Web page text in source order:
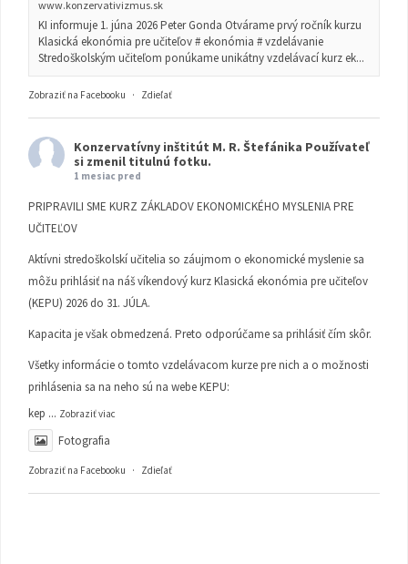
www.konzervativizmus.sk
KI informuje 1. júna 2026 Peter Gonda Otvárame prvý ročník kurzu
Klasická ekonómia pre učiteľov # ekonómia # vzdelávanie
Stredoškolským učiteľom ponúkame unikátny vzdelávací kurz ek...
Zobraziť na Facebooku · Zdieľať
Konzervatívny inštitút M. R. Štefánika Používateľ
si zmenil titulnú fotku.
1 mesiac pred
PRIPRAVILI SME KURZ ZÁKLADOV EKONOMICKÉHO MYSLENIA PRE
UČITEĽOV
Aktívni stredoškolskí učitelia so záujmom o ekonomické myslenie sa
môžu prihlásiť na náš víkendový kurz Klasická ekonómia pre učiteľov
(KEPU) 2026 do 31. JÚLA.
Kapacita je však obmedzená. Preto odporúčame sa prihlásiť čím skôr.
Všetky informácie o tomto vzdelávacom kurze pre nich a o možnosti
prihlásenia sa na neho sú na webe KEPU:
kep ... Zobraziť viac
Fotografia
Zobraziť na Facebooku · Zdieľať